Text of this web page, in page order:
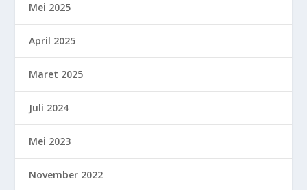
Mei 2025
April 2025
Maret 2025
Juli 2024
Mei 2023
November 2022